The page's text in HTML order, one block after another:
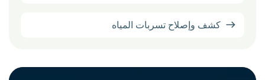
كشف وإصلاح تسربات المياه